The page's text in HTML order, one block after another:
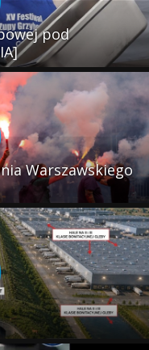
pod
Warszawskiego